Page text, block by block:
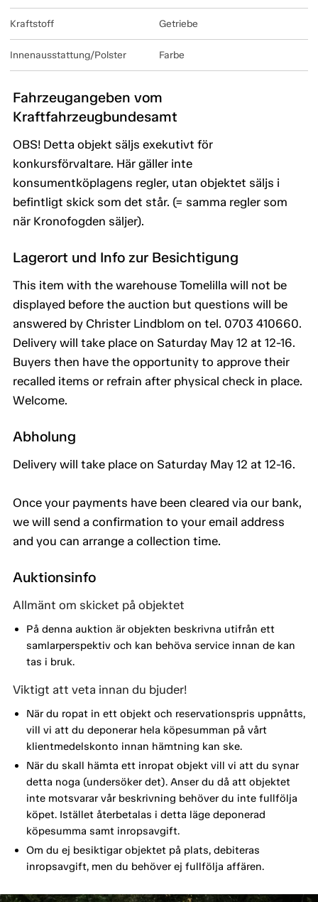
Kraftstoff Getriebe
Innenausstattung/Polster Farbe
Fahrzeugangeben vom
Kraftfahrzeugbundesamt
OBS! Detta objekt säljs exekutivt för
konkursförvaltare. Här gäller inte
konsumentköplagens regler, utan objektet säljs i
befintligt skick som det står. (= samma regler som
när Kronofogden säljer).
Lagerort und Info zur Besichtigung
This item with the warehouse Tomelilla will not be
displayed before the auction but questions will be
answered by Christer Lindblom on tel. 0703 410660.
Delivery will take place on Saturday May 12 at 12-16.
Buyers then have the opportunity to approve their
recalled items or refrain after physical check in place.
Welcome.
Abholung
Delivery will take place on Saturday May 12 at 12-16.
Once your payments have been cleared via our bank,
we will send a confirmation to your email address
and you can arrange a collection time.
Auktionsinfo
Allmänt om skicket på objektet
På denna auktion är objekten beskrivna utifrån ett
samlarperspektiv och kan behöva service innan de kan
tas i bruk.
Viktigt att veta innan du bjuder!
När du ropat in ett objekt och reservationspris uppnåtts,
vill vi att du deponerar hela köpesumman på vårt
klientmedelskonto innan hämtning kan ske.
När du skall hämta ett inropat objekt vill vi att du synar
detta noga (undersöker det). Anser du då att objektet
inte motsvarar vår beskrivning behöver du inte fullfölja
köpet. Istället återbetalas i detta läge deponerad
köpesumma samt inropsavgift.
Om du ej besiktigar objektet på plats, debiteras
inropsavgift, men du behöver ej fullfölja affären.